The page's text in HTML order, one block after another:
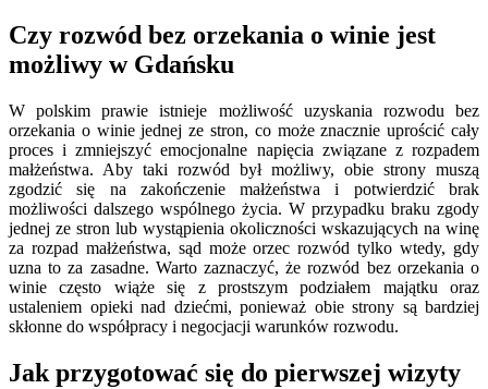
Czy rozwód bez orzekania o winie jest
możliwy w Gdańsku
W polskim prawie istnieje możliwość uzyskania rozwodu bez
orzekania o winie jednej ze stron, co może znacznie uprościć cały
proces i zmniejszyć emocjonalne napięcia związane z rozpadem
małżeństwa. Aby taki rozwód był możliwy, obie strony muszą
zgodzić się na zakończenie małżeństwa i potwierdzić brak
możliwości dalszego wspólnego życia. W przypadku braku zgody
jednej ze stron lub wystąpienia okoliczności wskazujących na winę
za rozpad małżeństwa, sąd może orzec rozwód tylko wtedy, gdy
uzna to za zasadne. Warto zaznaczyć, że rozwód bez orzekania o
winie często wiąże się z prostszym podziałem majątku oraz
ustaleniem opieki nad dziećmi, ponieważ obie strony są bardziej
skłonne do współpracy i negocjacji warunków rozwodu.
Jak przygotować się do pierwszej wizyty